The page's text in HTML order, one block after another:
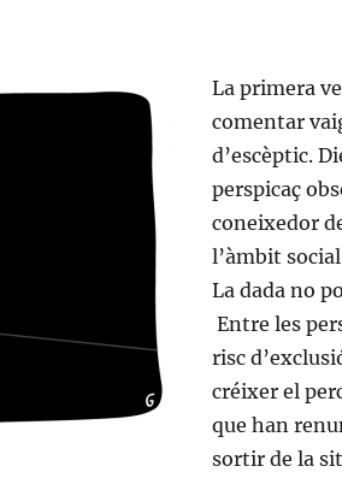
La primera
comentar
d’escèptic.
perspicaç
coneixedor
l’àmbit
La dada no
Entre les
risc
créixer el
que han
sortir de la